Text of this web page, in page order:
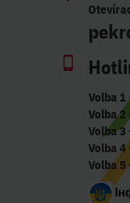
Volba 1
Volba 2
Volba 3
Volba 4
Volba 5